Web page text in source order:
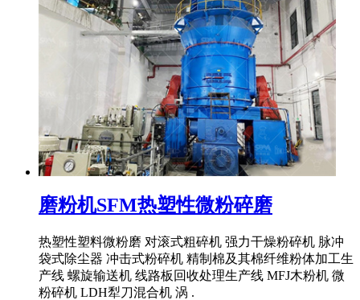
磨粉机SFM热塑性微粉碎磨
热塑性塑料微粉磨 对滚式粗碎机 强力干燥粉碎机 脉冲
袋式除尘器 冲击式粉碎机 精制棉及其棉纤维粉体加工生
产线 螺旋输送机 线路板回收处理生产线 MFJ木粉机 微
粉碎机 LDH犁刀混合机 涡 .